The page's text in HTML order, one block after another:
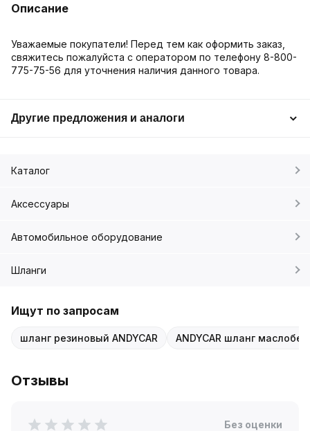
Описание
Уважаемые покупатели! Перед тем как оформить заказ,
свяжитесь пожалуйста с оператором по телефону 8-800-
775-75-56 для уточнения наличия данного товара.
Другие предложения и аналоги
Каталог
Аксессуары
Автомобильное оборудование
Шланги
Ищут по запросам
шланг резиновый ANDYCAR ANDYCAR шланг
Отзывы
Без оценки